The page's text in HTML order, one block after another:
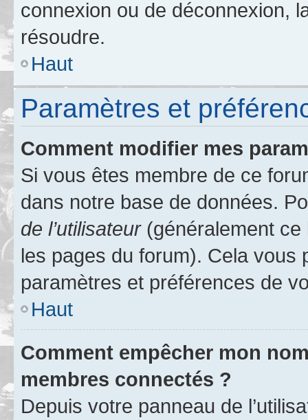
connexion ou de déconnexion,
résoudre.
Haut
Paramètres et
Comment modifier mes
Si vous êtes membre de ce
dans notre base de données.
de l’utilisateur(généralement ce
les pages du forum). Cela vous
paramètres et préférences de
Haut
Comment empêcher mon
membres connectés ?
Depuis votre panneau de